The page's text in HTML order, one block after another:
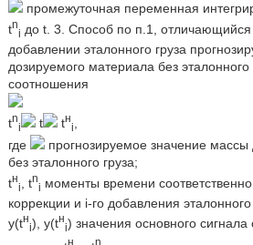
промежуточная переменная
tn
i до t. 3. Способ по п.1,
добавлении эталонного груза
дозируемого материала без
соотношения
tn
i t tн
i,
где
прогнозируемое значение массы
без эталонного груза;
tн
i , tn
i моменты времени
коррекции и i-го добавления эталонного
y(tн
i), y(tн
i) значения основного
н n